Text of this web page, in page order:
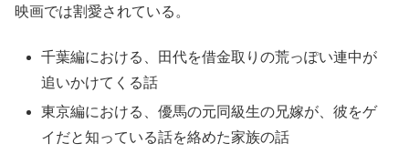
映画では割愛されている。
千葉編における、田代を借金取りの荒っぽい連中が
追いかけてくる話
東京編における、優馬の元同級生の兄嫁が、彼をゲ
イだと知っている話を絡めた家族の話